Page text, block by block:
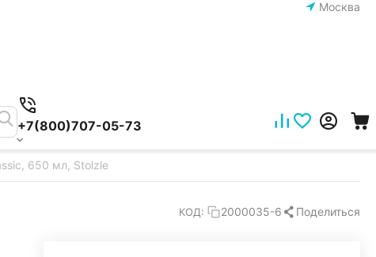
Москва
+7(800)707-05-73
650 мл, Stolzle
КОД: 2000035-6 Поделиться